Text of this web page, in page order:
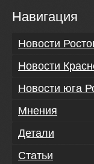
Навигация
Новости
Новости
Новости юга
Мнения
Детали
Статьи